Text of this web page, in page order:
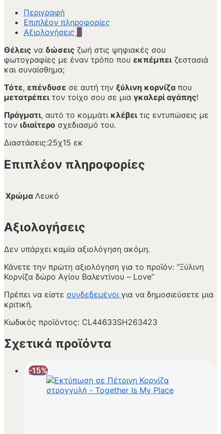
Περιγραφή
Επιπλέον πληροφορίες
Αξιολογήσεις 0
Θέλεις να δώσεις ζωή στις ψηφιακές σου
φωτογραφίες με έναν τρόπο που εκπέμπει ζεστασιά
και συναίσθημα;
Τότε, επένδυσε σε αυτή την ξύλινη κορνίζα που
μετατρέπει τον τοίχο σου σε μια γκαλερί αγάπης!
Πράγματι, αυτό το κομμάτι κλέβει τις εντυπώσεις με
τον ιδιαίτερο σχεδιασμό του.
Διαστάσεις:25χ15 εκ
Επιπλέον πληροφορίες
Χρώμα Λευκό
Αξιολογήσεις
Δεν υπάρχει καμία αξιολόγηση ακόμη.
Κάνετε την πρώτη αξιολόγηση για το προϊόν: “Ξύλινη
Κορνίζα δώρο Αγίου Βαλεντίνου – Love”
Πρέπει να είστε συνδεδεμένοι για να δημοσιεύσετε μια
κριτική.
Κωδικός προϊόντος: CL44633SH263423
Σχετικά προϊόντα
-15%